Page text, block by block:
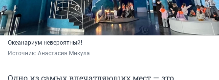
Океанариум невероятный!
Источник: Анастасия Микула
Одно из самых впечатляющих мест — это